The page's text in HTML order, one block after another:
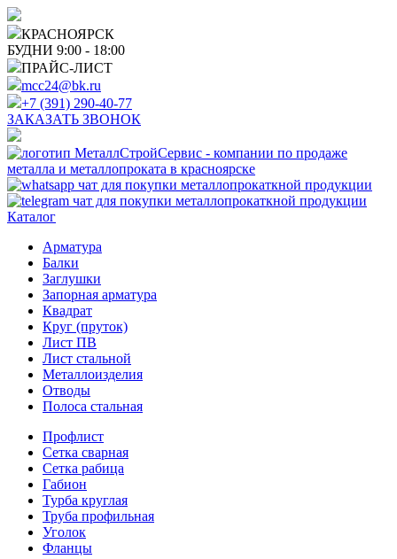
КРАСНОЯРСК
БУДНИ 9:00 - 18:00
ПРАЙС-ЛИСТ
mcc24@bk.ru
+7 (391) 290-40-77
ЗАКАЗАТЬ ЗВОНОК
Каталог
Арматура
Балки
Заглушки
Запорная арматура
Квадрат
Круг (пруток)
Лист ПВ
Лист стальной
Металлоизделия
Отводы
Полоса стальная
Профлист
Сетка сварная
Сетка рабица
Габион
Турба круглая
Труба профильная
Уголок
Фланцы